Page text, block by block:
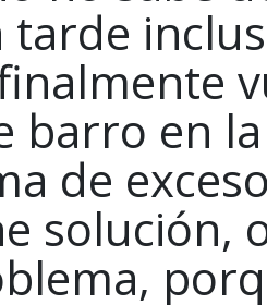
barro en
de
solución,